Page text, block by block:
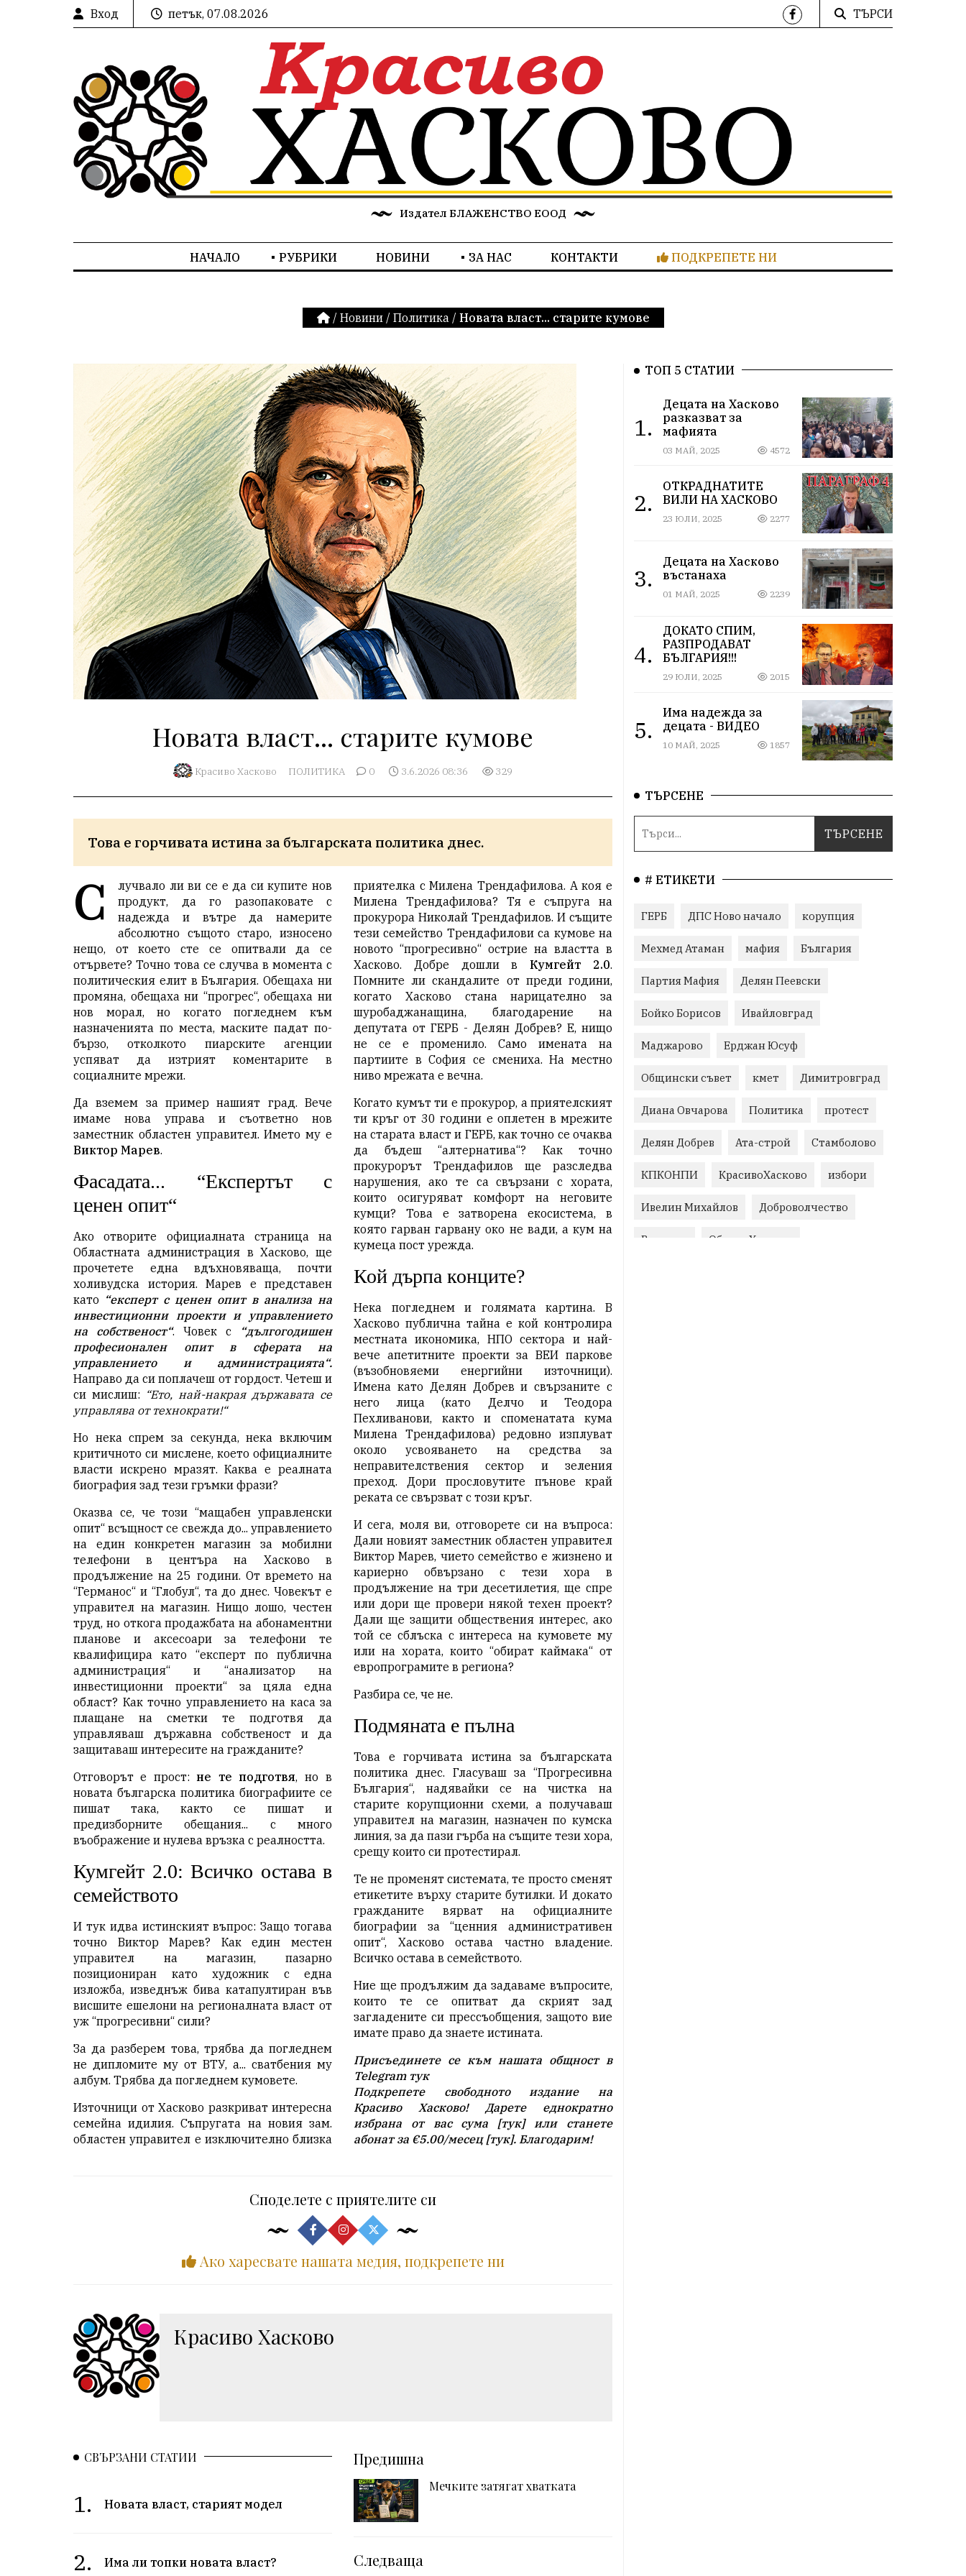
Вход петък, 07.08.2026 ТЪРСИ
Издател БЛАЖЕНСТВО ЕООД
НАЧАЛО РУБРИКИ НОВИНИ ЗА НАС КОНТАКТИ ПОДКРЕПЕТЕ НИ
/ Новини / Политика / Новата власт... старите кумове
Новата власт... старите кумове
Красиво Хасково ПОЛИТИКА 0 3.6.2026 08:36 329
Това е горчивата истина за българската политика днес.
С
лучвало ли ви се е да си купите нов
продукт, да го разопаковате с
надежда и вътре да намерите
абсолютно същото старо, износено
нещо, от което сте се опитвали да се
отървете? Точно това се случва в момента с
политическия елит в България. Обещаха ни
промяна, обещаха ни “прогрес“, обещаха ни
нов морал, но когато погледнем към
назначенията по места, маските падат по-
бързо, отколкото пиарските агенции
успяват да изтрият коментарите в
социалните мрежи.
Да вземем за пример нашият град. Вече
имаме нова управа и съответно нов
заместник областен управител. Името му е
Виктор Марев.
Фасадата... “Експертът с
ценен опит“
Ако отворите официалната страница на
Областната администрация в Хасково, ще
прочетете една вдъхновяваща, почти
холивудска история. Марев е представен
като “експерт с ценен опит в анализа на
инвестиционни проекти и управлението
на собственост“. Човек с
“дългогодишен
професионален опит в сферата на
управлението и администрацията“.
Направо да си поплачеш от гордост. Четеш и
си мислиш: “Ето, най-накрая държавата се
управлява от технократи!“
Но нека спрем за секунда, нека включим
критичното си мислене, което официалните
власти искрено мразят. Каква е реалната
биография зад тези гръмки фрази?
Оказва се, че този “мащабен управленски
опит“ всъщност се свежда до... управлението
на един конкретен магазин за мобилни
телефони в центъра на Хасково в
продължение на 25 години. От времето на
“Германос“ и “Глобул“, та до днес. Човекът е
управител на магазин. Нищо лошо, честен
труд, но откога продажбата на абонаментни
планове и аксесоари за телефони те
квалифицира като “експерт по публична
администрация“ и “анализатор на
инвестиционни проекти“ за цяла една
област? Как точно управлението на каса за
плащане на сметки те подготвя да
управляваш държавна собственост и да
защитаваш интересите на гражданите?
Отговорът е прост: не те подготвя, но в
новата българска политика биографиите се
пишат така, както се пишат и
предизборните обещания... с много
въображение и нулева връзка с реалността.
Кумгейт 2.0: Всичко остава в
семейството
И тук идва истинският въпрос: Защо тогава
точно Виктор Марев? Как един местен
управител на магазин, пазарно
позициониран като художник с една
изложба, изведнъж бива катапултиран във
висшите ешелони на регионалната власт от
уж “прогресивни“ сили?
За да разберем това, трябва да погледнем
не дипломите му от ВТУ, а... сватбения му
албум. Трябва да погледнем кумовете.
Източници от Хасково разкриват интересна
семейна идилия. Съпругата на новия зам.
областен управител е изключително близка
приятелка с Милена Трендафилова. А коя е
Милена Трендафилова? Тя е съпруга на
прокурора Николай Трендафилов. И същите
тези семейство Трендафилови са кумове на
новото “прогресивно“ острие на властта в
Хасково. Добре дошли в Кумгейт 2.0.
Помните ли скандалите от преди години,
когато Хасково стана нарицателно за
шуробаджанащина, благодарение на
депутата от ГЕРБ - Делян Добрев? Е, нищо
не се е променило. Само имената на
партиите в София се смениха. На местно
ниво мрежата е вечна.
Когато кумът ти е прокурор, а приятелският
ти кръг от 30 години е оплетен в мрежите
на старата власт и ГЕРБ, как точно се очаква
да бъдеш “алтернатива“? Как точно
прокурорът Трендафилов ще разследва
нарушения, ако те са свързани с хората,
които осигуряват комфорт на неговите
кумци? Това е затворена екосистема, в
която гарван гарвану око не вади, а кум на
кумеца пост урежда.
Кой дърпа конците?
Нека погледнем и голямата картина. В
Хасково публична тайна е кой контролира
местната икономика, НПО сектора и най-
вече апетитните проекти за ВЕИ паркове
(възобновяеми енергийни източници).
Имена като Делян Добрев и свързаните с
него лица (като Делчо и Теодора
Пехливанови, както и споменатата кума
Милена Трендафилова) редовно изплуват
около усвояването на средства за
неправителствения сектор и зеления
преход. Дори прословутите пънове край
реката се свързват с този кръг.
И сега, моля ви, отговорете си на въпроса:
Дали новият заместник областен управител
Виктор Марев, чието семейство е жизнено и
кариерно обвързано с тези хора в
продължение на три десетилетия, ще спре
или дори ще провери някой техен проект?
Дали ще защити обществения интерес, ако
той се сблъска с интереса на кумовете му
или на хората, които “обират каймака“ от
европрограмите в региона?
Разбира се, че не.
Подмяната е пълна
Това е горчивата истина за българската
политика днес. Гласуваш за “Прогресивна
България“, надявайки се на чистка на
старите корупционни схеми, а получаваш
управител на магазин, назначен по кумска
линия, за да пази гърба на същите тези хора,
срещу които си протестирал.
Те не променят системата, те просто сменят
етикетите върху старите бутилки. И докато
гражданите вярват на официалните
биографии за “ценния административен
опит“, Хасково остава частно владение.
Всичко остава в семейството.
Ние ще продължим да задаваме въпросите,
които те се опитват да скрият зад
загладените си прессъобщения, защото вие
имате право да знаете истината.
Присъединете се към нашата общност в
Telegram тук
Подкрепете свободното издание на
Красиво Хасково! Дарете еднократно
избрана от вас сума [тук] или станете
абонат за €5.00/месец [тук]. Благодарим!
Споделете с приятелите си
Ако харесвате нашата медия, подкрепете ни
Красиво Хасково
СВЪРЗАНИ СТАТИИ
1. Новата власт, старият модел
2. Има ли топки новата власт?
Предишна
Мечките затягат хватката
Следваща
ТОП 5 СТАТИИ
1.
Децата на Хасково
разказват за
мафията
03 МАЙ, 2025 4572
2.
ОТКРАДНАТИТЕ
ВИЛИ НА ХАСКОВО
23 ЮЛИ, 2025 2277
3.
Децата на Хасково
въстанаха
01 МАЙ, 2025 2239
4.
ДОКАТО СПИМ,
РАЗПРОДАВАТ
БЪЛГАРИЯ!!!
29 ЮЛИ, 2025 2015
5.
Има надежда за
децата - ВИДЕО
10 МАЙ, 2025 1857
ТЪРСЕНЕ
# ЕТИКЕТИ
ГЕРБ ДПС Ново начало корупция
Мехмед Атаман мафия България
Партия Мафия Делян Пеевски
Бойко Борисов Ивайловград
Маджарово Ерджан Юсуф
Общински съвет кмет Димитровград
Диана Овчарова Политика протест
Делян Добрев Ата-строй Стамболово
КПКОНПИ КрасивоХасково избори
Ивелин Михайлов Доброволчество
Величие Област Хасково